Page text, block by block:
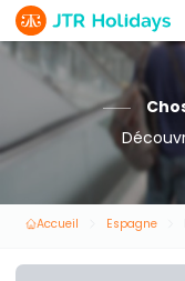
Accueil Espagne